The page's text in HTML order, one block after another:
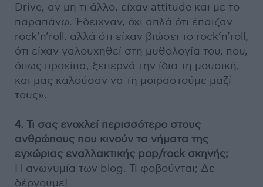
Drive, αν μη τι άλλο, είχαν attitude και με το
παραπάνω. Έδειχναν, όχι απλά ότι έπαιζαν
rock’n’roll, αλλά ότι είχαν βιώσει το rock’n’roll,
ότι είχαν γαλουχηθεί στη μυθολογία του, που,
όπως προείπα, ξεπερνά την ίδια τη μουσική,
και μας καλούσαν να τη μοιραστούμε μαζί
τους».
4. Τι σας ενοχλεί περισσότερο στους
ανθρώπους που κινούν τα νήματα της
εγχώριας εναλλακτικής pop/rock σκηνής;
Η ανωνυμία των blog. Τι φοβούνται; Δε
δέρνουμε!